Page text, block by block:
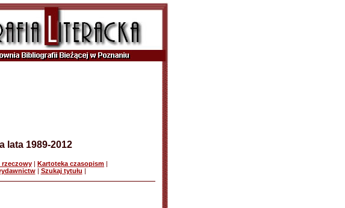
lata 1989-2012
rzeczowy | Kartoteka czasopism |
| Szukaj tytułu |